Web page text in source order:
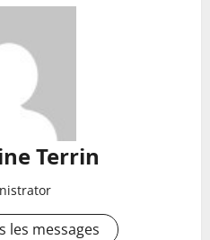
Terrin
les messages